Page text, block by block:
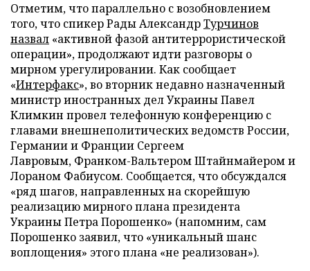
Отметим, что параллельно с возобновлением
того, что спикер Рады АлександрТурчинов
назвал «активной фазой антитеррористической
операции», продолжают идти разговоры о
мирном урегулировании. Как сообщает
«Интерфакс», во вторник недавно назначенный
министр иностранных дел Украины Павел
Климкин провел телефонную конференцию с
главами внешнеполитических ведомств России,
Германии и Франции Сергеем
Лавровым, Франком-Вальтером Штайнмайером и
Лораном Фабиусом. Сообщается, что обсуждался
«ряд шагов, направленных на скорейшую
реализацию мирного плана президента
Украины Петра Порошенко» (напомним, сам
Порошенко заявил, что «уникальный шанс
воплощения» этого плана «не реализован»).